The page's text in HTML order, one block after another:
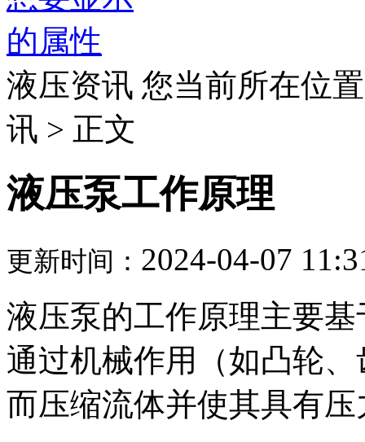
液压资讯 您当前所在位
讯 > 正文
液压泵工作原理
更新时间： 2024-04-07
液压泵的工作原理主要
通过机械作用（如凸轮
而压缩流体并使其具有压